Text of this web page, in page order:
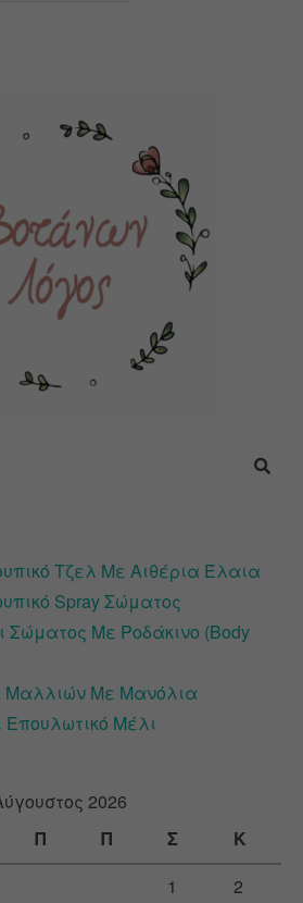
Τζελ Με Αιθέρια Έλαια
Spray Σώματος
Σώματος Με Ροδάκινο (Body
Μαλλιών Με Μανόλια
Επουλωτικό Μέλι
2026
Π Π Σ
Κ
1
2